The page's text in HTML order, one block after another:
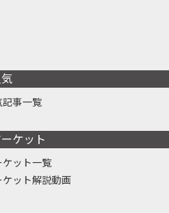
記事一覧
ケット
ケット一覧
ケット解説動画